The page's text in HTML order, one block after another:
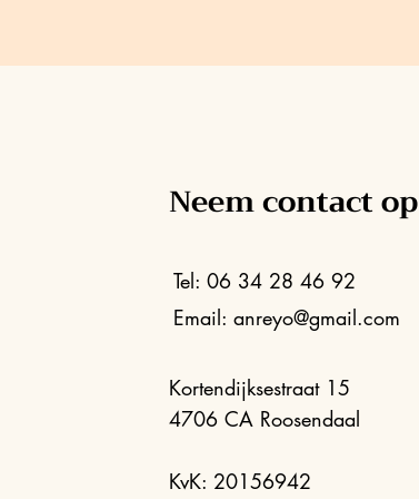
Neem contact op
Tel: 06 34 28 46 92
Email: anreyo@gmail.com
Kortendijksestraat 15
4706 CA Roosendaal
KvK: 20156942